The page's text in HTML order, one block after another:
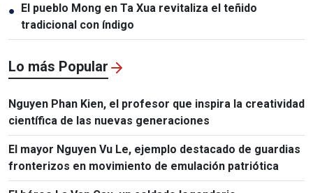
● El pueblo Mong en Ta Xua revitaliza el teñido
tradicional con índigo
Lo más Popular
Nguyen Phan Kien, el profesor que inspira la creatividad
científica de las nuevas generaciones
El mayor Nguyen Vu Le, ejemplo destacado de guardias
fronterizos en movimiento de emulación patriótica